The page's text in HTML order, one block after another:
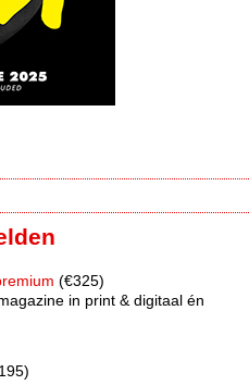
(€325)
in print & digitaal én